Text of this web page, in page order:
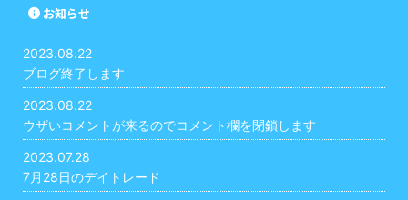
お知らせ
2023.08.22
ブログ終了します
2023.08.22
ウザいコメントが来るのでコメント欄を閉鎖します
2023.07.28
7月28日のデイトレード